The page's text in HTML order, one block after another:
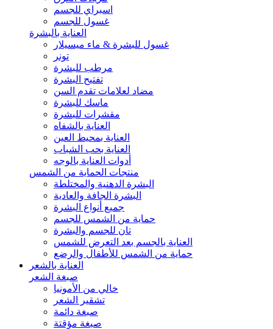
اسبراي للجسم
غسول للجسم
العناية بالبشرة
غسول للبشرة & ماء ميسيلار
تونر
مرطب للبشرة
تفتيح البشرة
مضاد لعلامات تقدم السن
ماسك للبشرة
مقشرات للبشرة
العناية بالشفاه
العناية بمحيط العين
العناية بحب الشباب
أدوات العناية بالوجه
منتجات الحماية من الشمس
البشرة الدهنية والمختلطة
البشرة الجافة والعادية
جميع أنواع البشرة
حماية من الشمس للجسم
تان للجسم والبشرة
العناية بالجسم بعد التعرض للشمس
حماية من الشمس للأطفال والرضع
العناية بالشعر
صبغة الشعر
خالي من الأمونيا
تشقير الشعر
صبغة دائمة
صبغة مؤقتة